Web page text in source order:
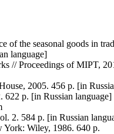
the seasonal goods in
language]
// Proceedings of MIPT,
2005. 456 p. [in
622 p. [in Russian language]
2. 584 p. [in Russian
York: Wiley, 1986. 640 p.